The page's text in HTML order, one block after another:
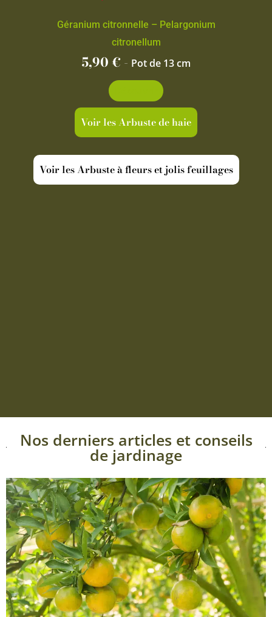
Géranium citronnelle – Pelargonium
citronellum
5,90€ - Pot de 13 cm
Voir les Arbuste de haie
Voir les Arbuste à fleurs et jolis feuillages
Nos derniers articles et conseils
de jardinage